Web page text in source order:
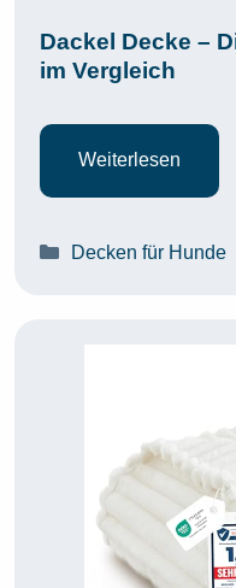
Dackel Decke –
im Vergleich
Weiterlesen
Kategorien
Decken für Hunde